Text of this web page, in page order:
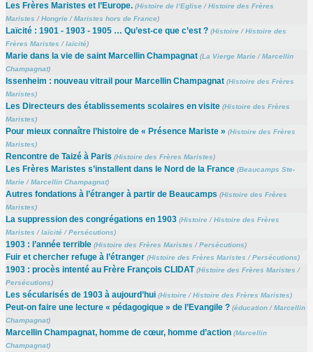
Les Frères Maristes et l’Europe. (Histoire de l’Eglise/Histoire des Frères
Maristes /Hongrie/Maristes hors de France)
Laïcité : 1901 - 1903 - 1905 … Qu’est-ce que c’est ? (Histoire/Histoire des
Frères Maristes /laïcité)
Marie dans la vie de saint Marcellin Champagnat (La Vierge Marie/Marcellin
Champagnat)
Issenheim : nouveau vitrail pour Marcellin Champagnat (Histoire des Frères
Maristes)
Les Directeurs des établissements scolaires en visite (Histoire des Frères
Maristes)
Pour mieux connaître l’histoire de « Présence Mariste » (Histoire des Frères
Maristes)
Rencontre de Taizé à Paris (Histoire des Frères Maristes)
Les Frères Maristes s’installent dans le Nord de la France (Beaucamps Ste-
Marie/Marcellin Champagnat)
Autres fondations à l’étranger à partir de Beaucamps (Histoire des Frères
Maristes)
La suppression des congrégations en 1903 (Histoire/Histoire des Frères
Maristes /laïcité/Persécutions)
1903 : l’année terrible (Histoire des Frères Maristes /Persécutions)
Fuir et chercher refuge à l’étranger (Histoire des Frères Maristes /Persécutions)
1903 : procès intenté au Frère François CLIDAT (Histoire des Frères Maristes /
Persécutions)
Les sécularisés de 1903 à aujourd’hui (Histoire/Histoire des Frères Maristes)
Peut-on faire une lecture « pédagogique » de l’Evangile ? (éducation/Marcellin
Champagnat)
Marcellin Champagnat, homme de cœur, homme d’action (Marcellin
Champagnat)